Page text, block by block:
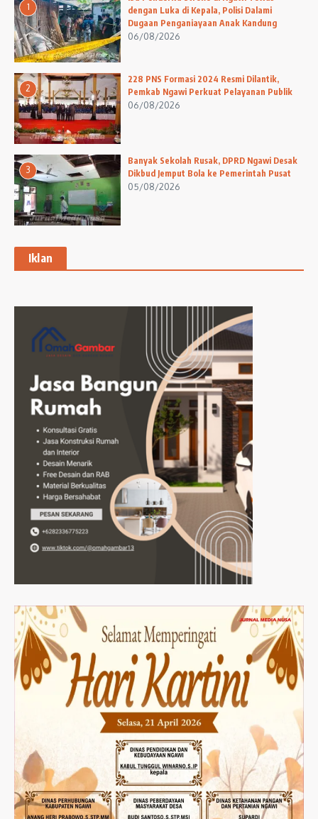
1
dengan Luka di Kepala, Polisi Dalami
Dugaan Penganiayaan Anak Kandung
06/08/2026
2
228 PNS Formasi 2024 Resmi Dilantik,
Pemkab Ngawi Perkuat Pelayanan Publik
06/08/2026
3
Banyak Sekolah Rusak, DPRD Ngawi Desak
Dikbud Jemput Bola ke Pemerintah Pusat
05/08/2026
Iklan